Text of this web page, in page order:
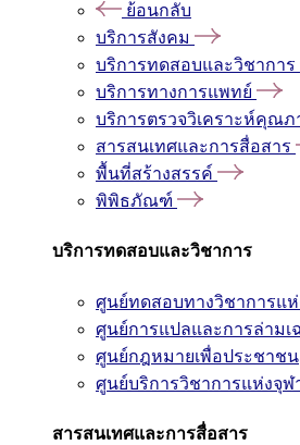
ย้อนกลับ
บริการสังคม
บริการทดสอบและวิชาการ
บริการทางการแพทย์
บริการตรวจวิเคราะห์คุณภ
สารสนเทศและการสื่อสาร
พื้นที่สร้างสรรค์
พิพิธภัณฑ์
บริการทดสอบและวิชาการ
ศูนย์ทดสอบทางวิชาการแห่
ศูนย์การแปลและการล่ามเ
ศูนย์กฎหมายเพื่อประชาชน
ศูนย์บริการวิชาการแห่งจุ
สารสนเทศและการสื่อสาร